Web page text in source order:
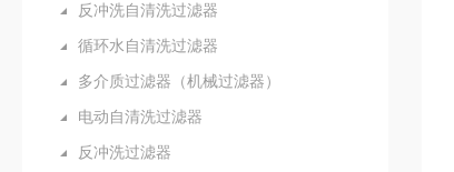
反冲洗自清洗过滤器
循环水自清洗过滤器
多介质过滤器（机械过滤器）
电动自清洗过滤器
反冲洗过滤器